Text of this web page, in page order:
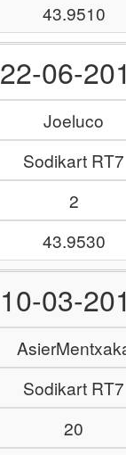
43.9510
22-06-
Joeluco
Sodikart RT7
2
43.9530
10-03-
Sodikart RT7
20